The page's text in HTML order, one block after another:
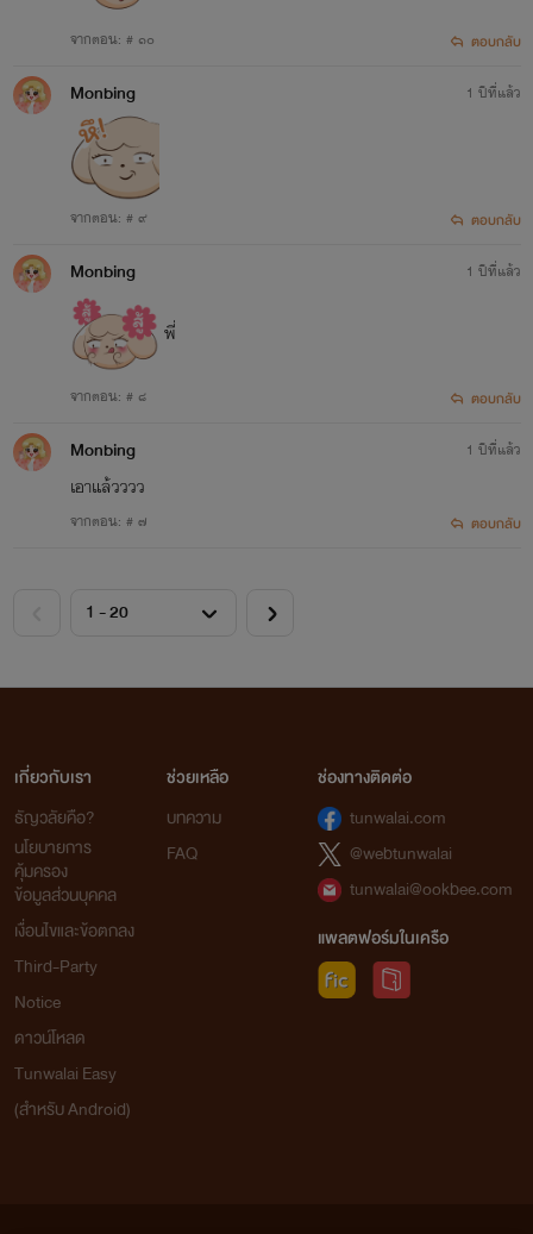
จากตอน: # ๑๐ ตอบกลับ
Monbing
จากตอน: # ๙
1 ปีที่แล้ว
ตอบกลับ
Monbing
พี่
จากตอน: # ๘
1 ปีที่แล้ว
ตอบกลับ
Monbing
เอาแล้วววว
จากตอน: # ๗
1 ปีที่แล้ว
ตอบกลับ
เกี่ยวกับเรา
ธัญวลัยคือ?
นโยบายการ
คุ้มครอง
ข้อมูลส่วนบุคคล
เงื่อนไขและข้อตกลง
Third-Party
Notice
ดาวน์โหลด
Tunwalai Easy
(สำหรับ Android)
ช่วยเหลือ
บทความ
FAQ
ช่องทางติดต่อ
tunwalai.com
@webtunwalai
tunwalai@ookbee.com
แพลตฟอร์มในเครือ